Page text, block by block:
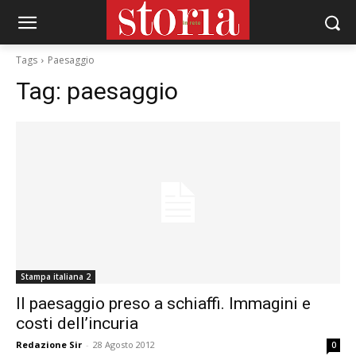
Tags Paesaggio
Tag: paesaggio
Stampa italiana 2
Il paesaggio preso a schiaffi. Immagini e
costi dell’incuria
Redazione Sir - 28 Agosto 2012 0